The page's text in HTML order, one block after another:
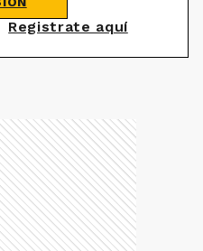
Registrate aquí